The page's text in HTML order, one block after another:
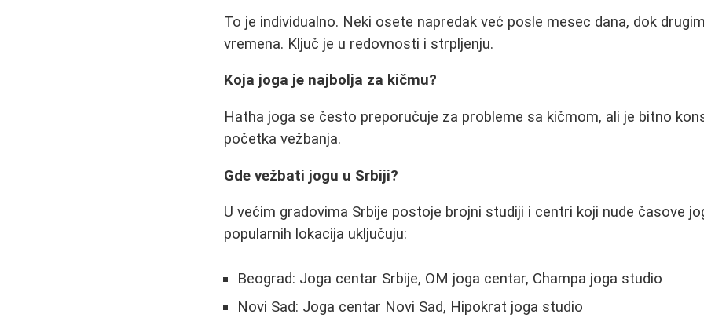
To je individualno. Neki osete napredak već posle mesec dana, dok
vremena. Ključ je u redovnosti i strpljenju.
Koja joga je najbolja za kičmu?
Hatha joga se često preporučuje za probleme sa kičmom, ali je bitno
početka vežbanja.
Gde vežbati jogu u Srbiji?
U većim gradovima Srbije postoje brojni studiji i centri koji nude časove
popularnih lokacija uključuju:
Beograd: Joga centar Srbije, OM joga centar, Champa joga studio
Novi Sad: Joga centar Novi Sad, Hipokrat joga studio